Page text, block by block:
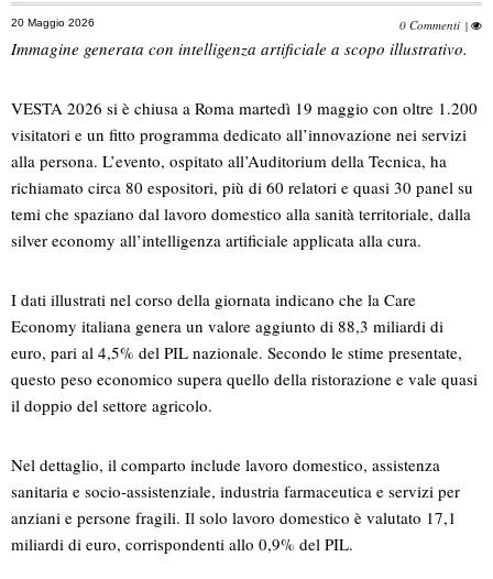
20 Maggio 2026 0 Commenti |
Immagine generata con intelligenza artificiale a scopo illustrativo.
VESTA 2026 si è chiusa a Roma martedì 19 maggio con oltre 1.200
visitatori e un fitto programma dedicato all’innovazione nei servizi
alla persona. L’evento, ospitato all’Auditorium della Tecnica, ha
richiamato circa 80 espositori, più di 60 relatori e quasi 30 panel su
temi che spaziano dal lavoro domestico alla sanità territoriale, dalla
silver economy all’intelligenza artificiale applicata alla cura.
I dati illustrati nel corso della giornata indicano che la Care
Economy italiana genera un valore aggiunto di 88,3 miliardi di
euro, pari al 4,5% del PIL nazionale. Secondo le stime presentate,
questo peso economico supera quello della ristorazione e vale quasi
il doppio del settore agricolo.
Nel dettaglio, il comparto include lavoro domestico, assistenza
sanitaria e socio-assistenziale, industria farmaceutica e servizi per
anziani e persone fragili. Il solo lavoro domestico è valutato 17,1
miliardi di euro, corrispondenti allo 0,9% del PIL.